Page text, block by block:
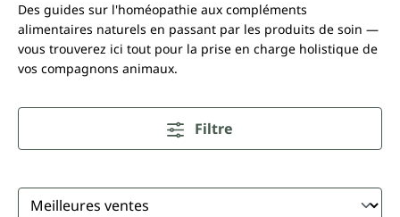
Des guides sur l'homéopathie aux compléments
alimentaires naturels en passant par les produits de soin —
vous trouverez ici tout pour la prise en charge holistique de
vos compagnons animaux.
Filtre